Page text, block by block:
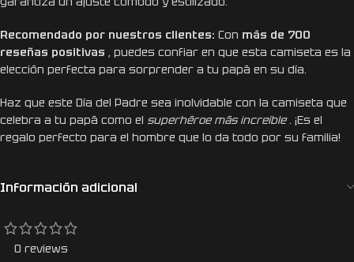
Recomendado por nuestros clientes: Con más de 700
reseñas positivas , puedes confiar en que esta camiseta es la
elección perfecta para sorprender a tu papá en su día.
Haz que este Día del Padre sea inolvidable con la camiseta que
celebra a tu papá como el superhéroe más increíble. ¡Es el
regalo perfecto para el hombre que lo da todo por su familia!
Información adicional
0 reviews